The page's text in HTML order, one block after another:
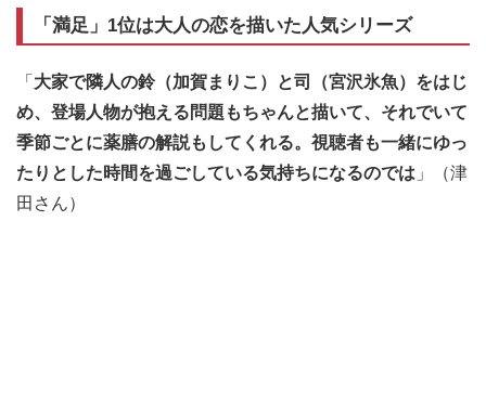
「満足」1位は大人の恋を描いた人気シリーズ
「 大家で隣人の鈴（加賀まりこ）と司（宮沢氷魚）をはじ
め、登場人物が抱える問題もちゃんと描いて、それでいて
季節ごとに薬膳の解説もしてくれる。視聴者も一緒にゆっ
たりとした時間を過ごしている気持ちになるのでは 」（津
田さん）